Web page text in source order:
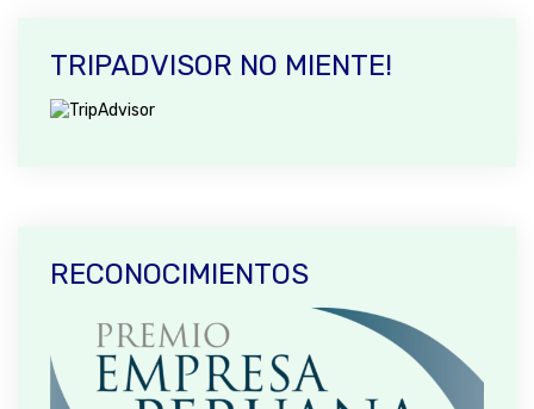
TRIPADVISOR NO MIENTE!
RECONOCIMIENTOS